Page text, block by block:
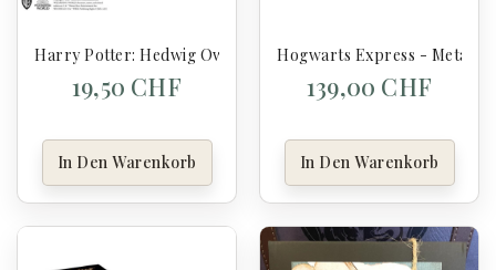
Harry Potter: Hedwig Owl Figurine
19,50 CHF
In Den Warenkorb
Hogwarts Express -
139,00 CHF
In Den Warenkorb